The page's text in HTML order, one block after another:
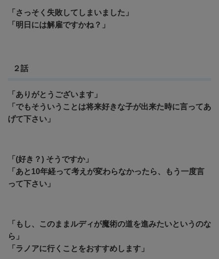
「さっそく失敗してしまいました」
「明日には解雇ですかね？」
２話
「ありがとうございます」
「でもそういうことは将来好きな子が出来た時に言ってあ
げて下さい」
「(好き？) そうですか」
「あと10年経って考えが変わらなかったら、もう一度言
って下さい」
「もし、このままルディが魔術の道を進みたいというのな
ら」
「ラノアに行くことをおすすめします」